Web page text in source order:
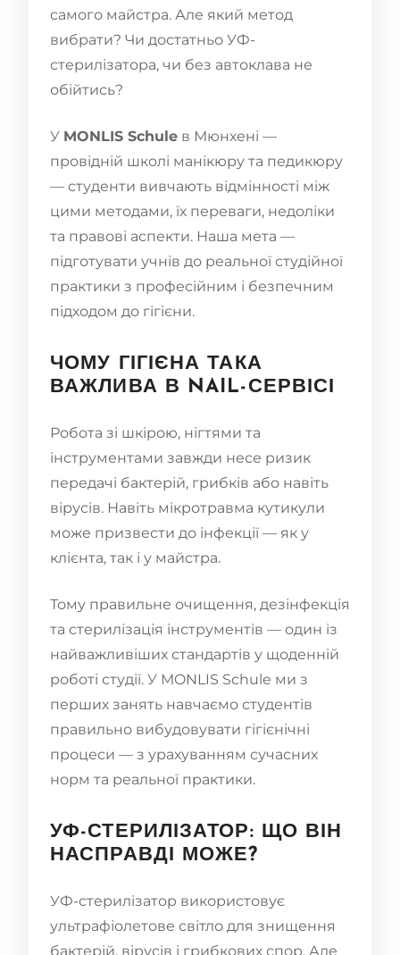
самого майстра. Але який метод
вибрати? Чи достатньо УФ-
стерилізатора, чи без автоклава не
обійтись?
У MONLIS Schule в Мюнхені —
провідній школі манікюру та педикюру
— студенти вивчають відмінності між
цими методами, їх переваги, недоліки
та правові аспекти. Наша мета —
підготувати учнів до реальної студійної
практики з професійним і безпечним
підходом до гігієни.
ЧОМУ ГІГІЄНА ТАКА
ВАЖЛИВА В NAIL-СЕРВІСІ
Робота зі шкірою, нігтями та
інструментами завжди несе ризик
передачі бактерій, грибків або навіть
вірусів. Навіть мікротравма кутикули
може призвести до інфекції — як у
клієнта, так і у майстра.
Тому правильне очищення, дезінфекція
та стерилізація інструментів — один із
найважливіших стандартів у щоденній
роботі студії. У MONLIS Schule ми з
перших занять навчаємо студентів
правильно вибудовувати гігієнічні
процеси — з урахуванням сучасних
норм та реальної практики.
УФ-СТЕРИЛІЗАТОР: ЩО ВІН
НАСПРАВДІ МОЖЕ?
УФ-стерилізатор використовує
ультрафіолетове світло для знищення
бактерій, вірусів і грибкових спор. Але